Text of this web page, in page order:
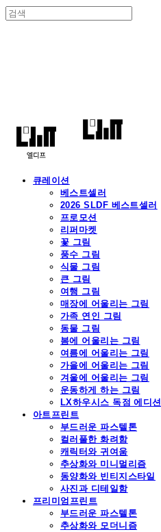
큐레이션
베스트셀러
2026 SLDF 베스트셀러
프로모션
리퍼마켓
꽃 그림
풍수 그림
식물 그림
큰 그림
여행 그림
매장에 어울리는 그림
가족 연인 그림
동물 그림
봄에 어울리는 그림
여름에 어울리는 그림
가을에 어울리는 그림
겨울에 어울리는 그림
운동하게 하는 그림
LX하우시스 독점 에디션
아트프린트
부드러운 파스텔톤
컬러풀한 화려함
캐릭터와 귀여움
추상화와 미니멀리즘
동양화와 빈티지스타일
사진과 디테일함
프리미엄프린트
부드러운 파스텔톤
추상화와 모더니즘